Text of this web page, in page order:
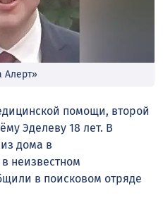
Алерт»
помощи, второй
Эделеву 18 лет. В
дома в
неизвестном
в поисковом отряде